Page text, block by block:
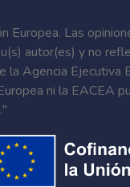
Europea. Las
autor(es) y no
la Agencia Ejecutiva
ni la EACEA